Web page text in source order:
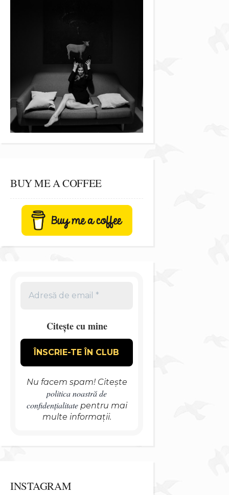
BUY ME A COFFEE
Citește cu mine
Nu facem spam! Citește
politica noastră de
confidențialitatepentru mai
multe informații.
INSTAGRAM